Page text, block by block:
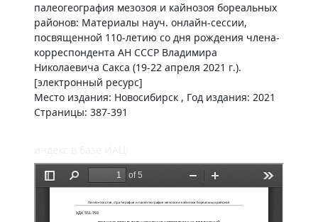
палеогеография мезозоя и кайнозоя бореальных
районов: Материалы науч. онлайн-сессии,
посвященной 110-летию со дня рождения члена-
корреспондента АН СССР Владимира
Николаевича Сакса (19-22 апреля 2021 г.).
[электронный ресурс]
Место издания: Новосибирск , Год издания: 2021
Страницы: 387-391